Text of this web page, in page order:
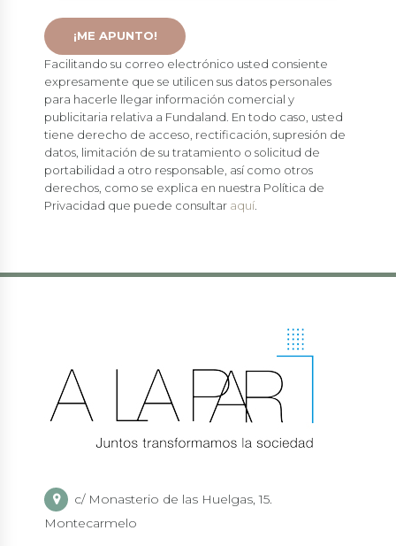
Facilitando su correo electrónico usted consiente
expresamente que se utilicen sus datos personales
para hacerle llegar información comercial y
publicitaria relativa a Fundaland. En todo caso, usted
tiene derecho de acceso, rectificación, supresión de
datos, limitación de su tratamiento o solicitud de
portabilidad a otro responsable, así como otros
derechos, como se explica en nuestra Política de
Privacidad que puede consultar aquí
c/ Monasterio de las Huelgas, 15.
Montecarmelo